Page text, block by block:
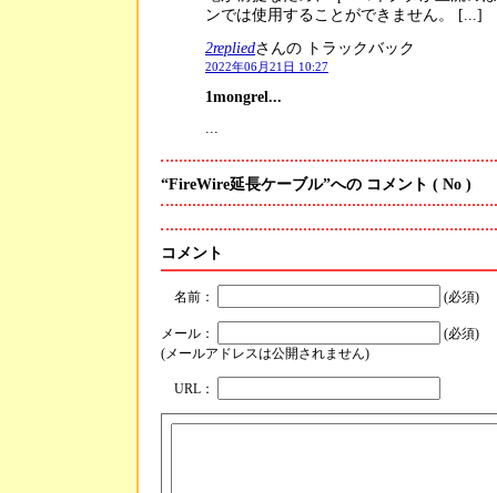
ンでは使用することができません。 [...]
2repliedさんの トラックバック
2022年06月21日 10:27
1mongrel...
...
“FireWire延長ケーブル”への コメント ( No )
コメント
名前： (必須)
メール：
(必須)
(メールアドレスは公開されません)
URL：